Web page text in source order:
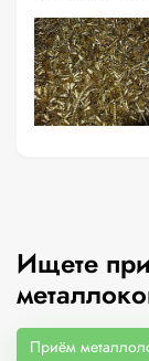
Ищете
Приём